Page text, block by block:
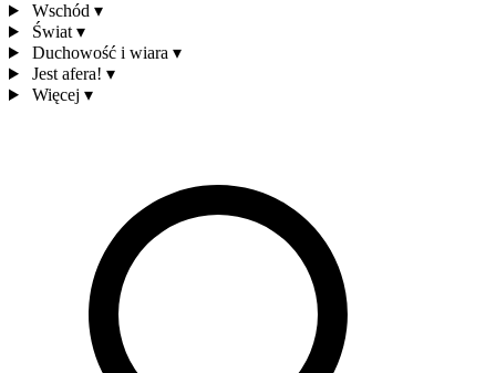
Wschód ▾
Świat ▾
Duchowość i wiara ▾
Jest afera! ▾
Więcej ▾